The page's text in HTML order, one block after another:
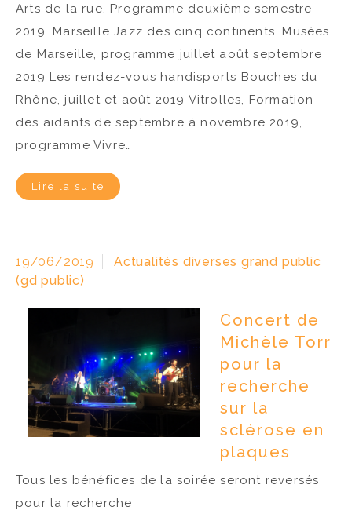
Arts de la rue. Programme deuxième semestre
2019. Marseille Jazz des cinq continents. Musées
de Marseille, programme juillet août septembre
2019 Les rendez-vous handisports Bouches du
Rhône, juillet et août 2019 Vitrolles, Formation
des aidants de septembre à novembre 2019,
programme Vivre…
Lire la suite
19/06/2019
Actualités diverses grand public
(gd public)
Concert de
Michèle Torr
pour la
recherche
sur la
sclérose en
plaques
Tous les bénéfices de la soirée seront reversés
pour la recherche